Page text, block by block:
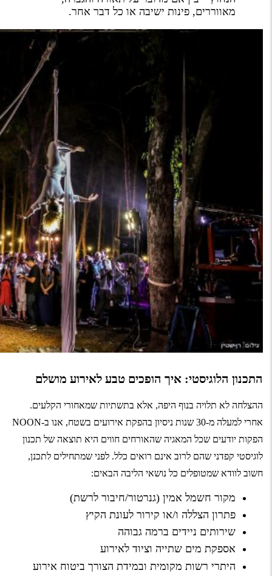
מאווררים, פינות ישיבה או כל דבר אחר.
התכנון הלוגיסטי: איך הופכים טבע לאירוע מושלם
ההצלחה לא תלויה בנוף היפה, אלא בתשתיות שמאחורי הקלעים.
אחרי למעלה מ-30 שנות ניסיון בהפקת אירועים בשטח, אנו ב-NOON
הפקות יודעים שכל המאגיה שהאורחים חווים היא תוצאה של תכנון
לוגיסטי קפדני שהם לרוב אינם רואים כלל. לפני שמתחילים לתכנן,
חשוב לוודא שמטופלים כל נושאי הליבה הבאים:
מקור חשמל אמין (גנרטור/חיבור לרשת)
פתרון הצללה ו/או קירור לעונת הקיץ
שירותים ניידים ברמה גבוהה
אספקת מים שתייה וציוד לאירוע
היתרי רשות מקומית ובמידת הצורך ביטוח אירוע